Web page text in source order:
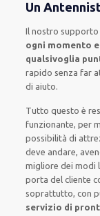
Un
Il nostro
ogni momento
qualsivoglia
rapido senza far
di aiuto.
Tutto questo è
funzionante, per
possibilità di
deve andare,
migliore dei modi
porta del cliente
soprattutto, con
servizio di